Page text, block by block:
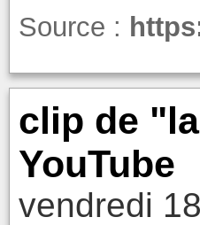
Source :
clip de
YouTube
vendredi